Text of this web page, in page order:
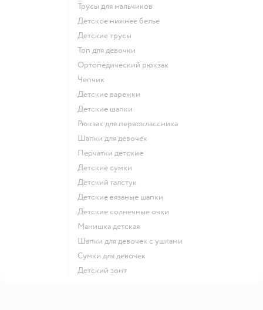
Трусы для мальчиков
Детское нижнее белье
Детские трусы
Топ для девочки
Ортопедический рюкзак
Чепчик
Детские варежки
Детские шапки
Рюкзак для первоклассника
Шапки для девочек
Перчатки детские
Детские сумки
Детский галстук
Детские вязаные шапки
Детские солнечные очки
Манишка детская
Шапки для девочек с ушками
Сумки для девочек
Детский зонт